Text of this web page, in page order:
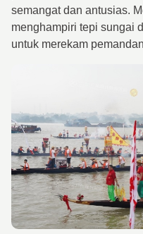
semangat dan antusias.
menghampiri tepi sungai
untuk merekam